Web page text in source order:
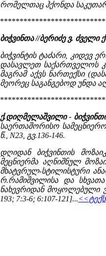
რომელთაც ჰქონდა
ბიჭვინთა //ბერიძე ვ.
ბიჭვინტის ტაძარი, კიდევ
დასავლეთ საქართველოს
მაგრამ აქვს ნართექსი
მეორეც საგანგებოდ უნდა
ქ.დიღმელაშვილი -
საერთაშორისო
წ., N23, გვ.136-146.
დღიდან ბიჭვინთის
მეცნიერმა აღნიშნულ
მხატვრულ-სტილისტური
რ.რამიშვილისა და
ნახევრიდან მოყოლებული
193; 7:3-6; 6:107-121]...